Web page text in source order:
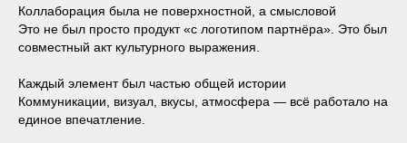
Коллаборация была не поверхностной, а смысловой
Это не был просто продукт «с логотипом партнёра». Это был
совместный акт культурного выражения.
Каждый элемент был частью общей истории
Коммуникации, визуал, вкусы, атмосфера — всё работало на
единое впечатление.